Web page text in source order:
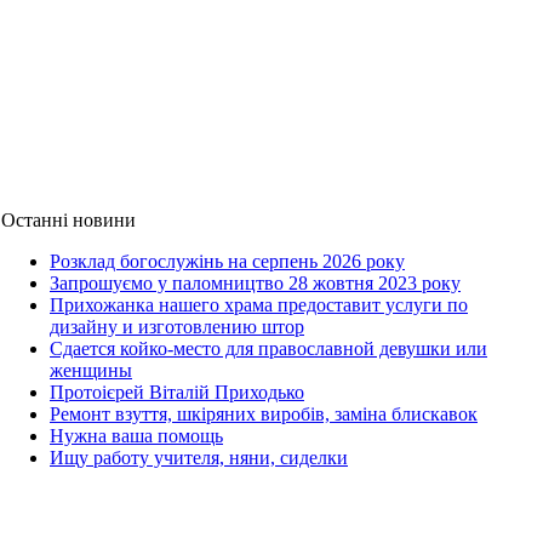
Останні новини
Розклад богослужінь на серпень 2026 року
Запрошуємо у паломництво 28 жовтня 2023 року
Прихожанка нашего храма предоставит услуги по
дизайну и изготовлению штор
Сдается койко-место для православной девушки или
женщины
Протоієрей Віталій Приходько
Ремонт взуття, шкіряних виробів, заміна блискавок
Нужна ваша помощь
Ищу работу учителя, няни, сиделки